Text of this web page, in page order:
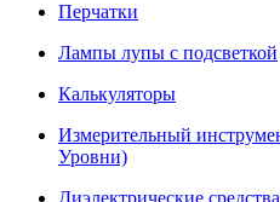
Перчатки
Лампы лупы с подсветкой
Калькуляторы
Измерительный
Уровни)
Диэлектрические